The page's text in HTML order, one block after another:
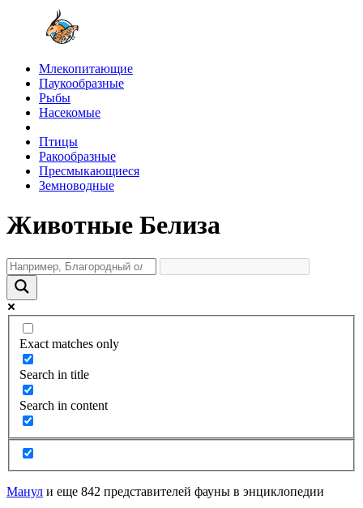
Млекопитающие
Паукообразные
Рыбы
Насекомые
Птицы
Ракообразные
Пресмыкающиеся
Земноводные
Животные Белиза
Exact matches only
Search in title
Search in content
Манул и еще 842 представителей фауны в энциклопедии